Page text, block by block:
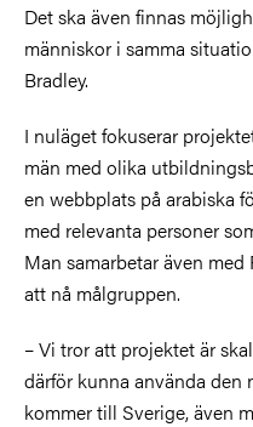
Det ska även finnas
människor i samma
Bradley.
I nuläget fokuserar
män med olika
en webbplats på arabiska
med relevanta personer
Man samarbetar även
att nå målgruppen.
– Vi tror att projektet är
därför kunna använda den
kommer till Sverige, även